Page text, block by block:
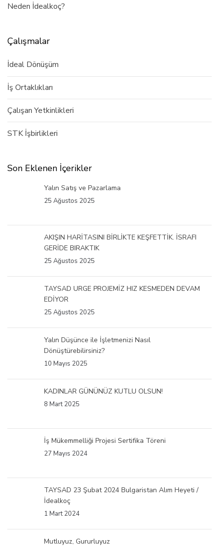
Neden İdealkoç?
Çalışmalar
İdeal Dönüşüm
İş Ortaklıkları
Çalışan Yetkinlikleri
STK İşbirlikleri
Son Eklenen İçerikler
Yalın Satış ve Pazarlama
25 Ağustos 2025
AKIŞIN HARİTASINI BİRLİKTE KEŞFETTİK. İSRAFI
GERİDE BIRAKTIK
25 Ağustos 2025
TAYSAD URGE PROJEMİZ HIZ KESMEDEN DEVAM
EDİYOR
25 Ağustos 2025
Yalın Düşünce ile İşletmenizi Nasıl
Dönüştürebilirsiniz?
10 Mayıs 2025
KADINLAR GÜNÜNÜZ KUTLU OLSUN!
8 Mart 2025
İş Mükemmelliği Projesi Sertifika Töreni
27 Mayıs 2024
TAYSAD 23 Şubat 2024 Bulgaristan Alım Heyeti /
İdealkoç
1 Mart 2024
Mutluyuz, Gururluyuz